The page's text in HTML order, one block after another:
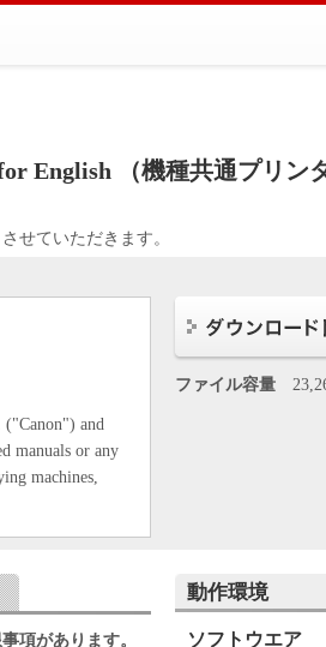
English （機種共通プリン
せていただきます。
("Canon") and
manuals or any
machines,
THE
AS
TO BE
ファイル容量
項があります。
動作環境
ソフトウエア